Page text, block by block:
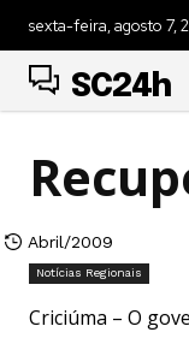
sexta-feira, agosto 7,
SC24h
Abril/2009
Notícias Regionais
Criciúma – O